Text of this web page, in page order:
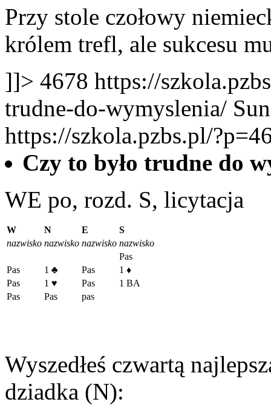
Przy stole czołowy
królem trefl, ale sukcesu
]]> 4678 https://
trudne-do-wymyslenia/
https://szkola.pzbs.pl/
Czy to było trudne do
WE po, rozd. S, licytacja
W N E
S
nazwisko nazwisko nazwisko nazwisko
Pas
Pas
1 ♣ Pas 1 ♦
Pas
1 ♥ Pas
1 BA
Pas
Pas pas
Wyszedłeś czwartą
dziadka (N):